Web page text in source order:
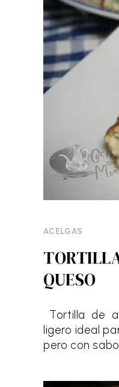
ACELGAS
QUESO
Tortilla de
ligero ideal
pero con